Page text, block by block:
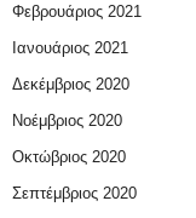
Φεβρουάριος 2021
Ιανουάριος 2021
Δεκέμβριος 2020
Νοέμβριος 2020
Οκτώβριος 2020
Σεπτέμβριος 2020